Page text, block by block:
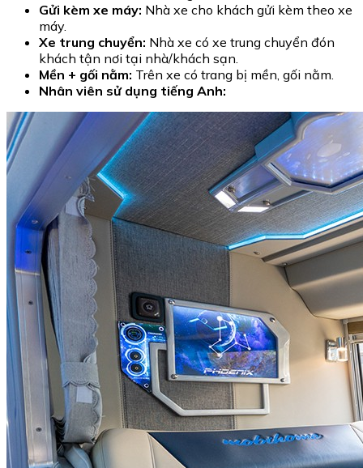
Gửi kèm xe máy: Nhà xe cho khách gửi kèm theo xe
máy.
Xe trung chuyển: Nhà xe có xe trung chuyển đón
khách tận nơi tại nhà/khách sạn.
Mền + gối nằm: Trên xe có trang bị mền, gối nằm.
Nhân viên sử dụng tiếng Anh: